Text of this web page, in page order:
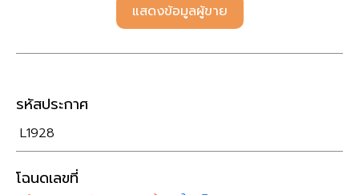
แสดงข้อมูลผู้ขาย
รหัสประกาศ
L1928
โฉนดเลขที่